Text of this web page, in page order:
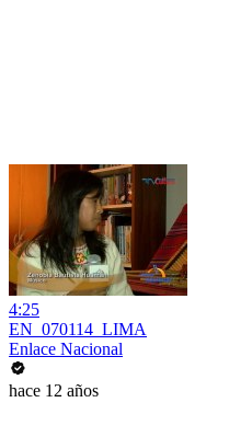
4:25
EN_070114_LIMA
Enlace Nacional
hace 12 años